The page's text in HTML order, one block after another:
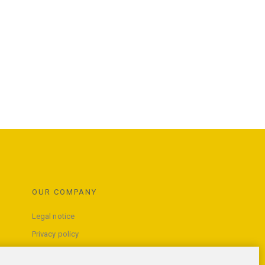
OUR COMPANY
Legal notice
Privacy policy